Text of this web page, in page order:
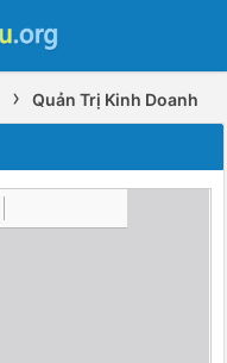
› Quản Trị Kinh Doanh